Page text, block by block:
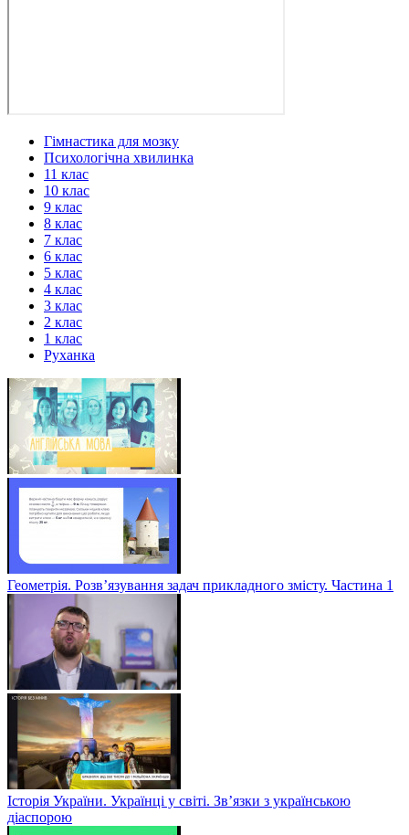
Гімнастика для мозку
Психологічна хвилинка
11 клас
10 клас
9 клас
8 клас
7 клас
6 клас
5 клас
4 клас
3 клас
2 клас
1 клас
Руханка
Геометрія. Розв’язування задач прикладного змісту. Частина 1
Історія України. Українці у світі. Зв’язки з українською
діаспорою